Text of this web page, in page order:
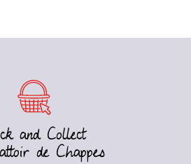
and Collect
de Chappes